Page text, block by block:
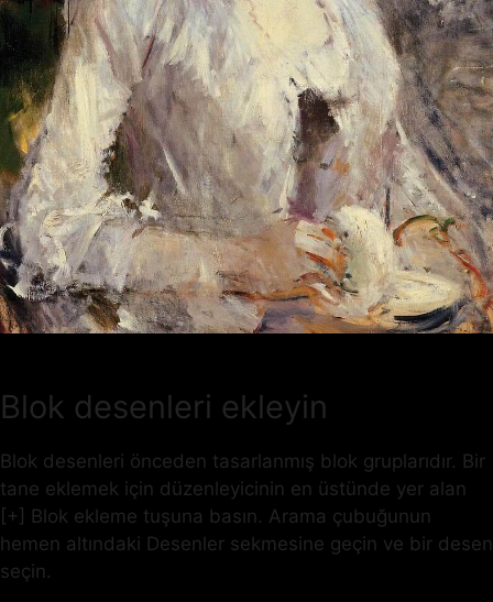
Blok desenleri ekleyin
Blok desenleri önceden tasarlanmış blok gruplarıdır. Bir
tane eklemek için düzenleyicinin en üstünde yer alan
[+] Blok ekleme tuşuna basın. Arama çubuğunun
hemen altındaki Desenler sekmesine geçin ve bir desen
seçin.